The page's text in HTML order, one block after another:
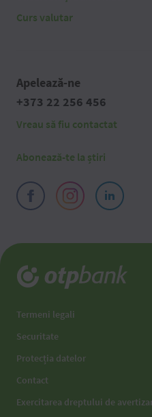
Curs valutar
Apelează-ne
+373 22 256 456
Vreau să fiu contactat
Abonează-te la știri
Termeni legali
Securitate
Protecția datelor
Contact
Exercitarea dreptului de